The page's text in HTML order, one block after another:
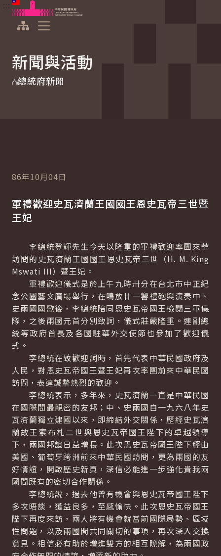
跳到主要內容
中華民國總統府
新聞與活動
總統府新聞
86年10月04日
軍禮歡迎史瓦濟蘭王國國王恩史瓦帝三世暨
王妃
李總統登輝先生今天以隆重的軍禮歡迎率團來華
訪問的史瓦濟蘭王國國王恩史瓦帝三世（H. M. King
Mswati III）暨王妃。
軍禮歡迎儀式是於上午九時卅分在台北市中正紀
念公園藝文廣場舉行，在鳴放廿一響禮砲與演奏中、
史兩國國歌後，李總統陪同恩史瓦帝國王檢閱三軍儀
隊，之後兩國元首分別致詞，儀式莊嚴隆重。連副總
統等政府首長及各國駐華外交使節也參加了歡迎儀
式。
李總統在致歡迎詞時，首先代表中華民國政府及
人民，對恩史瓦帝國王暨王妃再次率團前來中華民國
訪問，表達誠摯熱烈的歡迎。
李總統表示，多年來，史瓦濟蘭一直是中華民國
在國際間最親密的友邦；中、史兩國自一九六八年史
瓦濟蘭獨立建國以來，即締結外交關係，歷經史瓦濟
蘭故王索布札二世與恩史瓦帝國王陛下的卓越領導
下，兩國邦誼日益增長。此次恩史瓦帝國王陛下經由
美國、葡萄牙跨洲前來中華民國訪問，更為兩國的友
好情誼，開啟歷史新頁，深信必能進一步強化貴我兩
國間既有的密切合作關係。
李總統說，過去他曾有機會與恩史瓦帝國王陛下
多次晤談，獲益良多，至感愉快。此次恩史瓦帝國王
陛下再度來訪，兩人將有機會就當前國際局勢、區域
性問題，以及兩國間共同關切的事項，再次深入交換
意見。相信必有助於增進雙方的相互瞭解，為兩國政